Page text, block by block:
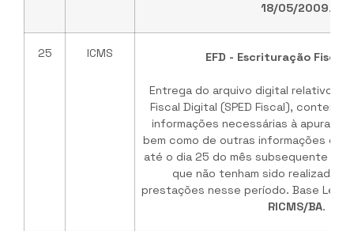
18/05/2009.
25 ICMS EFD - Escrituração Fiscal
Entrega do arquivo digital relativo à
Fiscal Digital (SPED Fiscal),
informações necessárias à apuração
bem como de outras informações de
até o dia 25 do mês subsequente ao
que não tenham sido realizadas
prestações nesse período. Base
RICMS/BA.